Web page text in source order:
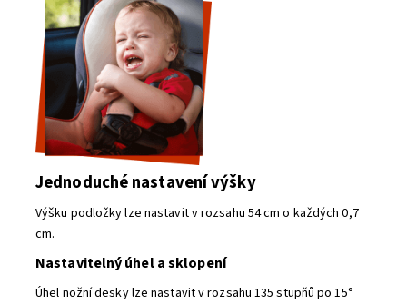
Jednoduché nastavení výšky
Výšku podložky lze nastavit v rozsahu 54 cm o každých 0,7
cm.
Nastavitelný úhel a sklopení
Úhel nožní desky lze nastavit v rozsahu 135 stupňů po 15°